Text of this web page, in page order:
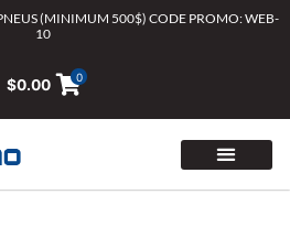
PNEUS (MINIMUM 500$) CODE PROMO: WEB-
10
$0.00 0